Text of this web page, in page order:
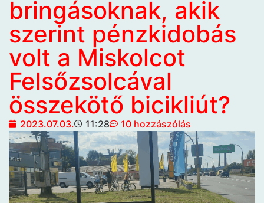
bringásoknak, akik
szerint pénzkidobás
volt a Miskolcot
Felsőzsolcával
összekötő bicikliút?
2023.07.03. 11:28 10 hozzászólás